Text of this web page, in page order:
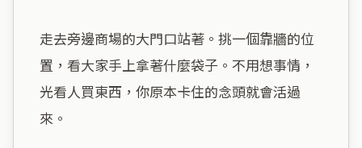
走去旁邊商場的大門口站著。挑一個靠牆的位
置，看大家手上拿著什麼袋子。不用想事情，
光看人買東西，你原本卡住的念頭就會活過
來。